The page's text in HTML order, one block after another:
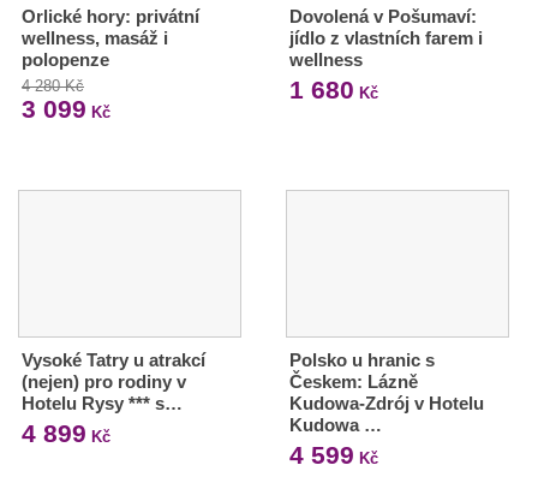
Orlické hory: privátní
wellness, masáž i
polopenze
4 280 Kč
3 099 Kč
Dovolená v Pošumaví:
jídlo z vlastních farem i
wellness
1 680 Kč
Vysoké Tatry u atrakcí
(nejen) pro rodiny v
Hotelu Rysy *** s…
4 899 Kč
Polsko u hranic s
Českem: Lázně
Kudowa-Zdrój v Hotelu
Kudowa …
4 599 Kč